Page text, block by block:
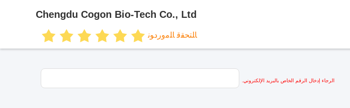
Chengdu Cogon Bio-Tech Co., Ltd
ﺎﻠﺘﺤﻘﻗ ﺎﻠﻣﻭﺭﺩﻮﻧ
الرجاء إدخال الرقم الخاص بالبريد الإلكتروني.